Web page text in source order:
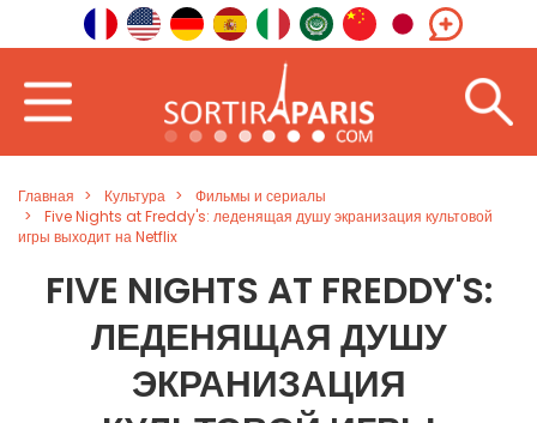
Главная Культура
Фильмы и сериалы
Five Nights at Freddy's: леденящая душу экранизация культовой
игры выходит на Netflix
FIVE NIGHTS AT FREDDY'S:
ЛЕДЕНЯЩАЯ ДУШУ
ЭКРАНИЗАЦИЯ